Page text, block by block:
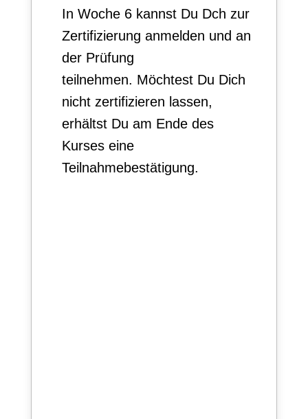
In Woche 6 kannst Du Dch zur
Zertifizierung anmelden und an
der Prüfung
teilnehmen. Möchtest Du Dich
nicht zertifizieren lassen,
erhältst Du am Ende des
Kurses eine
Teilnahmebestätigung.